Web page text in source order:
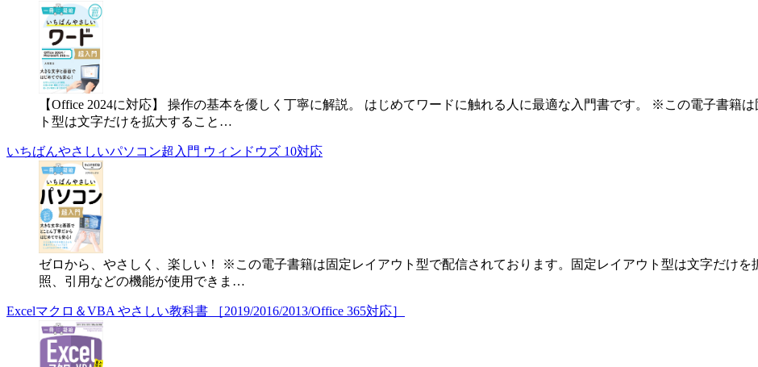
【Office 2024に対応】 操作の基本を優しく丁寧に解説。 はじめてワードに触れる人に最適な入門書です。 ※この電子書籍
ト型は文字だけを拡大すること…
いちばんやさしいパソコン超入門 ウィンドウズ 10対応
ゼロから、やさしく、楽しい！ ※この電子書籍は固定レイアウト型で配信されております。固定レイアウト型は文字だけ
照、引用などの機能が使用できま…
Excelマクロ＆VBA やさしい教科書 ［2019/2016/2013/Office 365対応］